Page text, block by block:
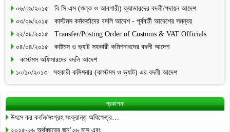
০৬/০৯/২০১৫ বি সি এস (শুল্ক ও আবগারী) ক্যাডারদের বদলী/পদায়ন আদেশ
০৩/০৯/২০১৫ কাস্টমস কর্মকর্তাদের বদলি আদেশ - পূর্ববর্তী আদেশের সমন্বয়
২২/০৮/২০১৫ Transfer/Posting Order of Customs & VAT Officials
০৪/০৪/২০১৫ কাষ্টমস ও ভ্যাট সহকারী কমিশনারদের বদলী আদেশ
কাস্টমস অফিসারদের বদলি আদেশ
১০/১০/২০১৩ সহকারী কমিশনার (কাস্টমস ও ভ্যাট) এর বদলী আদেশ
প্রকাশনা
উৎসে কর কর্তন/সংগ্রহ সংক্রান্ত অধিক্ষেত্র…
২০২৫-২৬ অর্থবছরের জুন’২৬ মাস এবং…